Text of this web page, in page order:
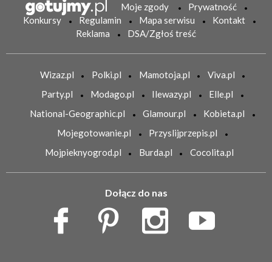
Moje zgody
Prywatność
Konkursy
Regulamin Mapa serwisu
Kontakt
Reklama
DSA/Zgłoś treść
Wizaz.pl Polki.pl Mamotoja.pl
Viva.pl
Party.pl
Modago.pl Ilewazy.pl
Elle.pl
National-Geographic.pl
Glamour.pl
Kobieta.pl
Mojegotowanie.pl
Przyslijprzepis.pl
Mojpieknyogrod.pl
Burda.pl Cocolita.pl
Dołącz do nas